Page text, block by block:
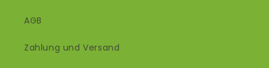
AGB
Zahlung und Versand